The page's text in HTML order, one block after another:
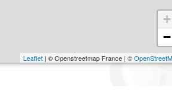
+
−
Leaflet| © Openstreetmap France | ©